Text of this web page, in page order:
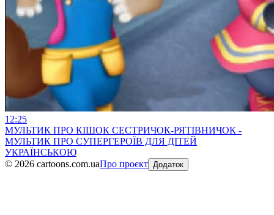
12:25
МУЛЬТИК ПРО КІШОК СЕСТРИЧОК-РЯТІВНИЧОК -
МУЛЬТИК ПРО СУПЕРГЕРОЇВ ДЛЯ ДІТЕЙ
УКРАЇНСЬКОЮ
© 2026 cartoons.com.uaПро проєкт Додаток